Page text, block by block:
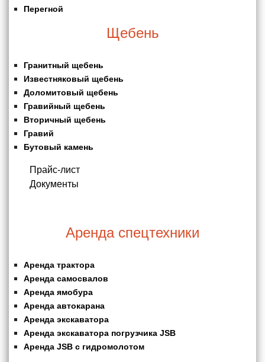
Перегной
Щебень
Гранитный щебень
Известняковый щебень
Доломитовый щебень
Гравийный щебень
Вторичный щебень
Гравий
Бутовый камень
Прайс-лист
Документы
Аренда спецтехники
Аренда трактора
Аренда самосвалов
Аренда ямобура
Аренда автокарана
Аренда экскаватора
Аренда экскаватора погрузчика JSB
Аренда JSB с гидромолотом